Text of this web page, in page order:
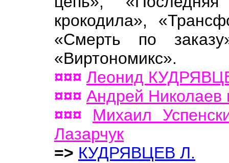
крокодила»,
«Смерть по
«Виртономикс».
¤¤¤ Леонид
¤¤¤ Андрей
¤¤¤
Михаил
Лазарчук
=> КУДРЯВЦЕВ Л.